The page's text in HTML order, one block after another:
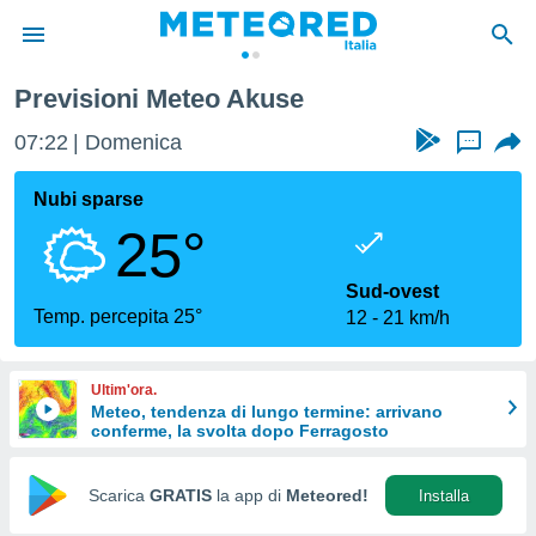
di
per
le
di
Web
Previsioni Meteo Akuse
07:22 Domenica ...
Nubi sparse
25°
Temp. percepita 25°
Sud-ovest
12
21 km/h
Ultim'ora.
Meteo, tendenza di lungo termine: arrivano
conferme, la svolta dopo Ferragosto
Scarica GRATIS la app di Meteored! Installa